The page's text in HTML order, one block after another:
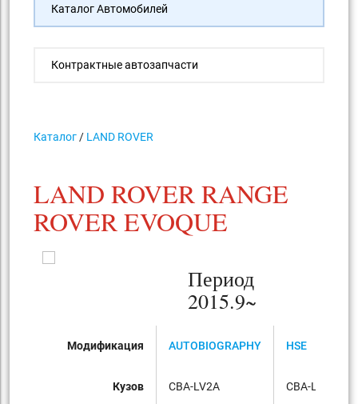
Каталог Автомобилей
Контрактные автозапчасти
Каталог / LAND ROVER
LAND ROVER RANGE
ROVER EVOQUE
Период
2015.9~
Модификация
Кузов
AUTOBIOGRAPHY
CBA-LV2A
HSE
CBA-LV2A